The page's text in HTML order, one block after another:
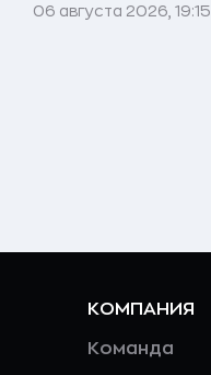
06 августа 2026, 19:15
КОМПАНИЯ
Команда